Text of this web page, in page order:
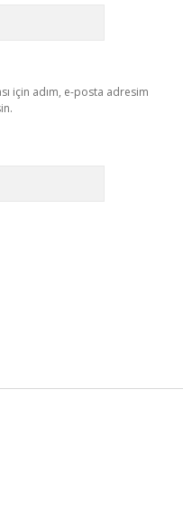
için adım, e-posta adresim